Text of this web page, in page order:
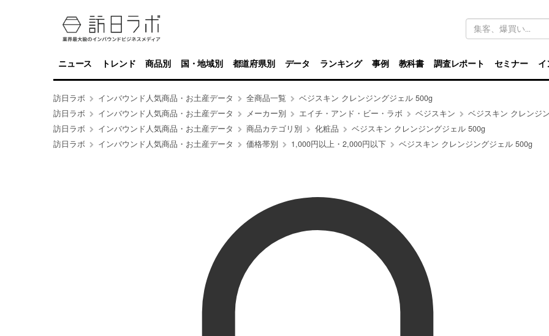
キ
ワ
ド
検
索
ニュース トレンド 商品別 国・地域別 都道府県別 データ ランキング 事例 教科書 調査レポート セミナー イ
訪日ラボ インバウンド人気商品・お土産データ 全商品一覧
ベジスキン クレンジングジェル 500g
訪日ラボ
インバウンド人気商品・お土産データ メーカー別 エイチ・アンド・ビー・ラボ ベジスキン
ベジスキン クレンジングジェ
訪日ラボ
インバウンド人気商品・お土産データ 商品カテゴリ別 化粧品
ベジスキン クレンジングジェル 500g
訪日ラボ
インバウンド人気商品・お土産データ 価格帯別 1,000円以上・2,000円以下 ベジスキン クレンジングジェル 500g